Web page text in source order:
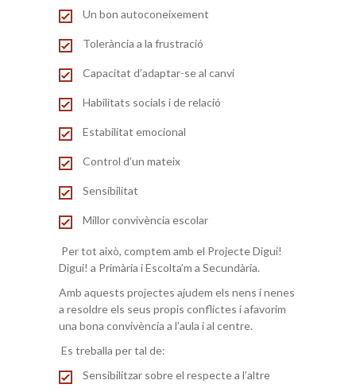
Un bon autoconeixement
Tolerància a la frustració
Capacitat d’adaptar-se al canvi
Habilitats socials i de relació
Estabilitat emocional
Control d’un mateix
Sensibilitat
Millor convivència escolar
Per tot això, comptem amb el Projecte Digui!
Digui! a Primària i Escolta’m a Secundària.
Amb aquests projectes ajudem els nens i nenes
a resoldre els seus propis conflictes i afavorim
una bona convivència a l’aula i al centre.
Es treballa per tal de:
Sensibilitzar sobre el respecte a l’altre